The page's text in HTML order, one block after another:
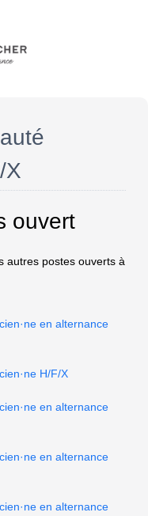
X
ouvert
autres postes ouverts à
en alternance
H/F/X
en alternance
en alternance
en alternance